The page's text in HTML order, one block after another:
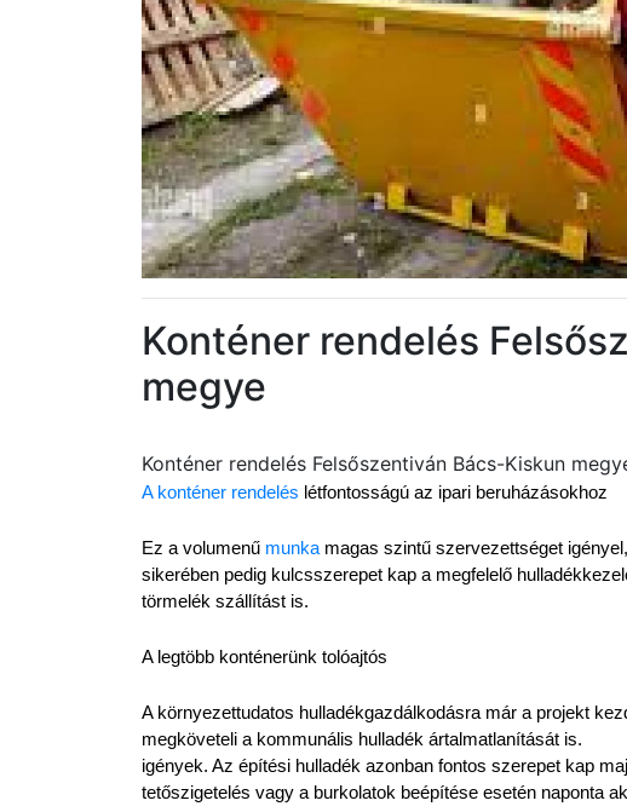
Konténer rendelés
megye
Konténer rendelés Felsőszentiván Bács-Kiskun
A konténer rendelés létfontosságú az ipari beruházásokhoz
Ez a volumenű munka magas szintű szervezettséget
sikerében pedig kulcsszerepet kap a megfelelő
törmelék szállítást is.
A legtöbb konténerünk tolóajtós
A környezettudatos hulladékgazdálkodásra már a projekt
megköveteli a kommunális hulladék ártalmatlanítását is.
igények. Az építési hulladék azonban fontos szerepet kap
tetőszigetelés vagy a burkolatok beépítése esetén naponta